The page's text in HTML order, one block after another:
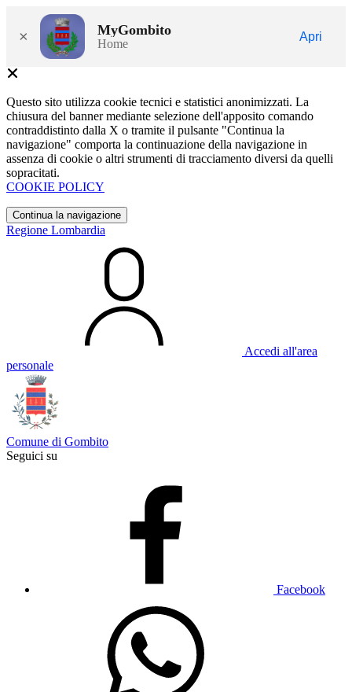
× MyGombito
Home
Apri
Questo sito utilizza cookie tecnici e statistici anonimizzati. La
chiusura del banner mediante selezione dell'apposito comando
contraddistinto dalla X o tramite il pulsante "Continua la
navigazione" comporta la continuazione della navigazione in
assenza di cookie o altri strumenti di tracciamento diversi da quelli
sopracitati.
COOKIE POLICY
Continua la navigazione
Regione Lombardia
Accedi all'area
personale
Comune di Gombito
Seguici su
Facebook